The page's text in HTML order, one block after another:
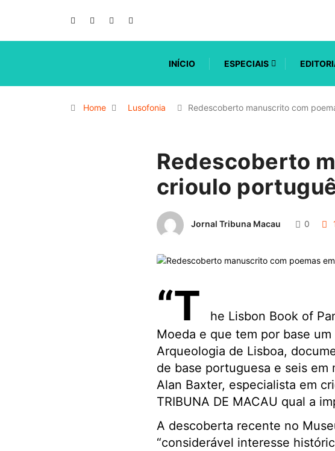
INÍCIO ESPECIAIS
Home Lusofonia Redescoberto manuscrito com
Redescoberto
crioulo
Jornal Tribuna Macau 0
“T
he Lisbon Book of
Moeda e que tem por base
Arqueologia de Lisboa,
de base portuguesa e seis
Alan Baxter, especialista em
TRIBUNA DE MACAU qual a
A descoberta recente no
“considerável interesse